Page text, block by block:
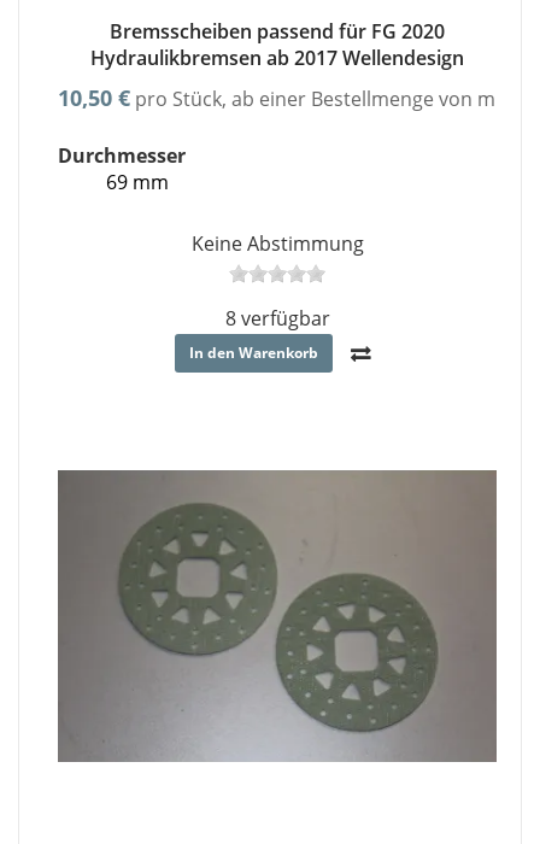
Bremsscheiben passend für FG 2020
Hydraulikbremsen ab 2017 Wellendesign
10,50 € pro Stück, ab einer Bestellmenge von
Durchmesser
69 mm
Keine Abstimmung
8 verfügbar
In den Warenkorb